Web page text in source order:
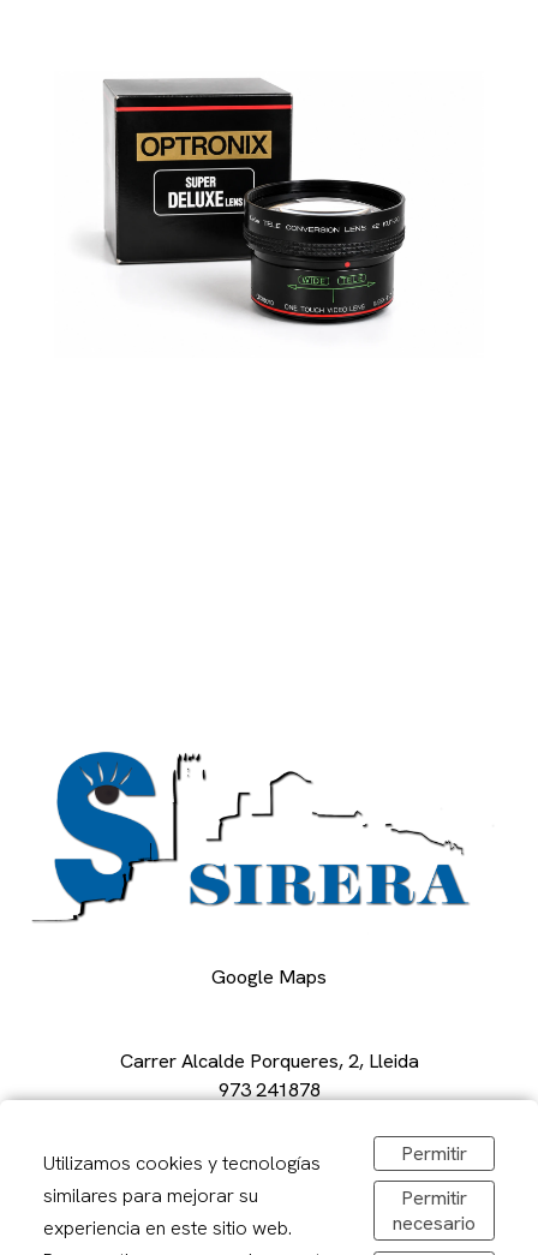
Google Maps
Carrer Alcalde Porqueres, 2, Lleida
973 241878
De dilluns a divendres: 08,30-20,00h
Dissabtes: 09:00 – 13:00
Utilizamos cookies y tecnologías
similares para mejorar su
experiencia en este sitio web.
Permitir
Permitir
necesario